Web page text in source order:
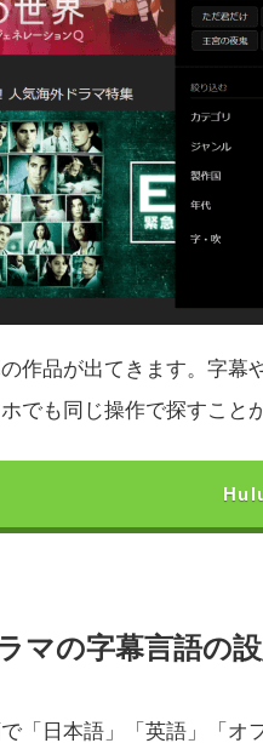
作品が出てきます。字幕
でも同じ操作で探すこと
マの字幕言語の
「日本語」「英語」「オ